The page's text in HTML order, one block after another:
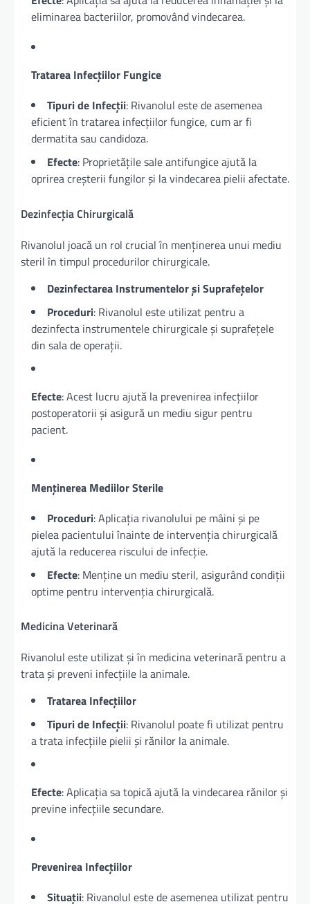
eliminarea bacteriilor, promovând vindecarea.
Tratarea Infecțiilor Fungice
Tipuri de Infecții: Rivanolul este de asemenea
eficient în tratarea infecțiilor fungice, cum ar fi
dermatita sau candidoza.
Efecte: Proprietățile sale antifungice ajută la
oprirea creșterii fungilor și la vindecarea pielii afectate.
Dezinfecția Chirurgicală
Rivanolul joacă un rol crucial în menținerea unui mediu
steril în timpul procedurilor chirurgicale.
Dezinfectarea Instrumentelor și Suprafețelor
Proceduri: Rivanolul este utilizat pentru a
dezinfecta instrumentele chirurgicale și suprafețele
din sala de operații.
Efecte: Acest lucru ajută la prevenirea infecțiilor
postoperatorii și asigură un mediu sigur pentru
pacient.
Menținerea Mediilor Sterile
Proceduri: Aplicația rivanolului pe mâini și pe
pielea pacientului înainte de intervenția chirurgicală
ajută la reducerea riscului de infecție.
Efecte: Menține un mediu steril, asigurând condiții
optime pentru intervenția chirurgicală.
Medicina Veterinară
Rivanolul este utilizat și în medicina veterinară pentru a
trata și preveni infecțiile la animale.
Tratarea Infecțiilor
Tipuri de Infecții: Rivanolul poate fi utilizat pentru
a trata infecțiile pielii și rănilor la animale.
Efecte: Aplicația sa topică ajută la vindecarea rănilor și
previne infecțiile secundare.
Prevenirea Infecțiilor
Situații: Rivanolul este de asemenea utilizat pentru